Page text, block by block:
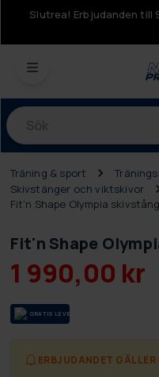
Slutrea! Erbjudanden till
Produkter
Träning & sport
Skivstänger och viktskivor
Fit'n Shape Olympia
Fit'n Shape
1 990,00 kr
GRA­TIS LE­VE­RANS
ERBJUDANDET